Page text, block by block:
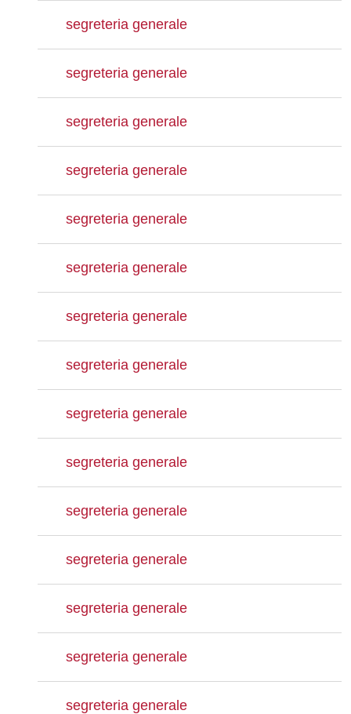
segreteria generale
segreteria generale
segreteria generale
segreteria generale
segreteria generale
segreteria generale
segreteria generale
segreteria generale
segreteria generale
segreteria generale
segreteria generale
segreteria generale
segreteria generale
segreteria generale
segreteria generale